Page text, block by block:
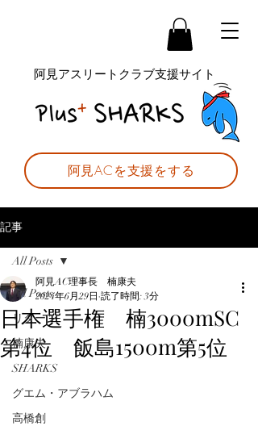
阿見アスリートクラブ支援サイト
阿見ACを支援をする
記事
All Posts
リターン
楠康夫
SHARKS
グエム・アブラハム
高橋創
All Posts
日本選手権 楠3000mSC
第4位 飯島1500m第5位
阿見AC理事長 楠康夫
2024年6月29日 読了時間: 3分